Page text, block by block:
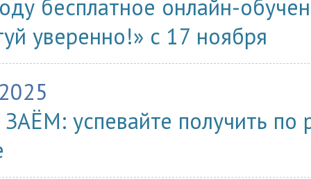
бесплатное онлайн-
уверенно!» с 17 ноября
успевайте получить по